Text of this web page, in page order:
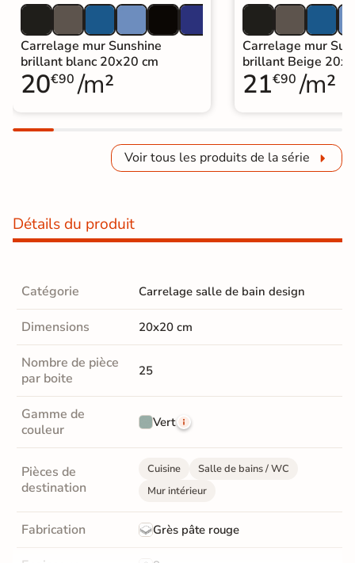
Carrelage mur Sunshine
brillant blanc 20x20 cm
20€90 /m²
Carrelage mur
brillant Beige
21€90 /m²
Voir tous les produits de la série
Détails du produit
Catégorie Carrelage salle de bain design
Dimensions 20x20 cm
Nombre de pièce
par boite
25
Gamme de
couleur
Vert
Pièces de
destination
Cuisine
Salle de bains / WC
Mur intérieur
Fabrication Grès pâte rouge